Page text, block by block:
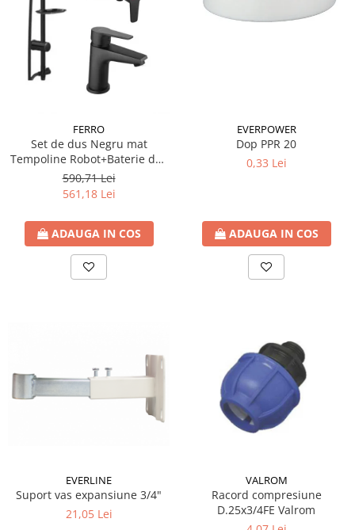
FERRO
Set de dus Negru mat
Tempoline Robot+Baterie dus
Ferro BTR7BL+Baterie lavoar
BTR2BL
590,71 Lei
561,18 Lei
ADAUGA IN COS
EVERPOWER
Dop PPR 20
0,33 Lei
ADAUGA IN COS
EVERLINE
Suport vas expansiune 3/4"
21,05 Lei
VALROM
Racord compresiune
D.25x3/4FE Valrom